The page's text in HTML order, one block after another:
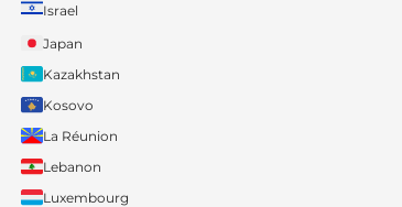
Israel
Japan
Kazakhstan
Kosovo
La Réunion
Lebanon
Luxembourg